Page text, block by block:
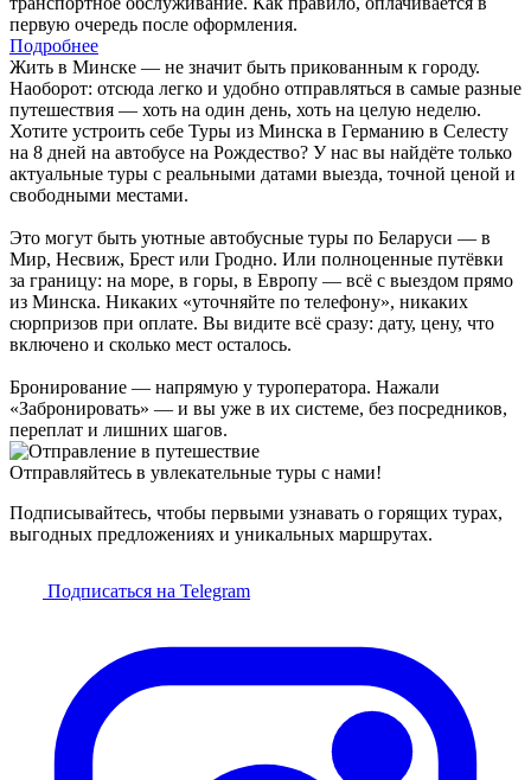
первую очередь после оформления.
Подробнее
Жить в Минске — не значит быть прикованным к городу.
Наоборот: отсюда легко и удобно отправляться в самые разные
путешествия — хоть на один день, хоть на целую неделю.
Хотите устроить себе Туры из Минска в Германию в Селесту
на 8 дней на автобусе на Рождество? У нас вы найдёте только
актуальные туры с реальными датами выезда, точной ценой и
свободными местами.
Это могут быть уютные автобусные туры по Беларуси — в
Мир, Несвиж, Брест или Гродно. Или полноценные путёвки
за границу: на море, в горы, в Европу — всё с выездом прямо
из Минска. Никаких «уточняйте по телефону», никаких
сюрпризов при оплате. Вы видите всё сразу: дату, цену, что
включено и сколько мест осталось.
Бронирование — напрямую у туроператора. Нажали
«Забронировать» — и вы уже в их системе, без посредников,
переплат и лишних шагов.
Отправляйтесь в увлекательные туры с нами!
Подписывайтесь, чтобы первыми узнавать о горящих турах,
выгодных предложениях и уникальных маршрутах.
Подписаться на Telegram